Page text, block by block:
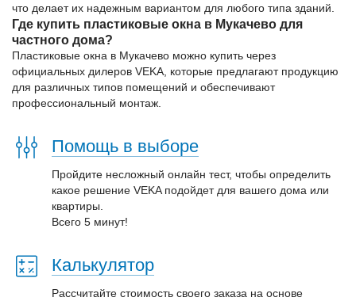
что делает их надежным вариантом для любого типа зданий.
Где купить пластиковые окна в Мукачево для
частного дома?
Пластиковые окна в Мукачево можно купить через
официальных дилеров VEKA, которые предлагают продукцию
для различных типов помещений и обеспечивают
профессиональный монтаж.
Помощь в выборе
Пройдите несложный онлайн тест, чтобы определить
какое решение VEKA подойдет для вашего дома или
квартиры.
Всего 5 минут!
Калькулятор
Рассчитайте стоимость своего заказа на основе